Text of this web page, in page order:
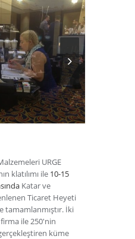
URGE
klatılımı ile 10-15
Katar ve
Ticaret Heyeti
tamamlanmıştır. İki
ile 250'nin
küme